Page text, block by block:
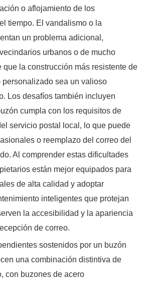
o aflojamiento de los
tiempo. El vandalismo o la
un problema adicional,
urbanos o de mucho
que la construcción más resistente de
personalizado sea un valioso
Los desafíos también incluyen
cumpla con los requisitos de
servicio postal local, lo que puede
o reemplazo del correo del
Al comprender estas dificultades
están mejor equipados para
de alta calidad y adoptar
inteligentes que protejan
la accesibilidad y la apariencia
de correo.
sostenidos por un buzón
una combinación distintiva de
con buzones de acero